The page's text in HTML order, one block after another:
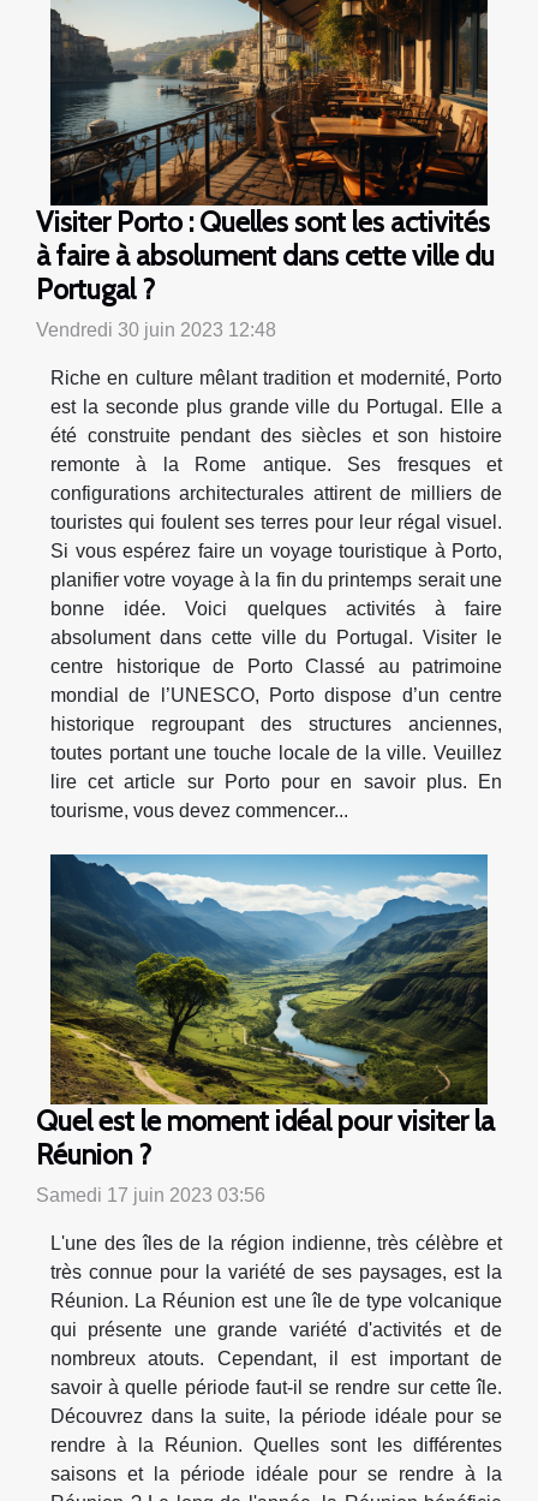
Visiter Porto : Quelles sont les activités
à faire à absolument dans cette ville du
Portugal ?
Vendredi 30 juin 2023 12:48
Riche en culture mêlant tradition et modernité, Porto
est la seconde plus grande ville du Portugal. Elle a
été construite pendant des siècles et son histoire
remonte à la Rome antique. Ses fresques et
configurations architecturales attirent de milliers de
touristes qui foulent ses terres pour leur régal visuel.
Si vous espérez faire un voyage touristique à Porto,
planifier votre voyage à la fin du printemps serait une
bonne idée. Voici quelques activités à faire
absolument dans cette ville du Portugal. Visiter le
centre historique de Porto Classé au patrimoine
mondial de l’UNESCO, Porto dispose d’un centre
historique regroupant des structures anciennes,
toutes portant une touche locale de la ville. Veuillez
lire cet article sur Porto pour en savoir plus. En
tourisme, vous devez commencer...
Quel est le moment idéal pour visiter la
Réunion ?
Samedi 17 juin 2023 03:56
L'une des îles de la région indienne, très célèbre et
très connue pour la variété de ses paysages, est la
Réunion. La Réunion est une île de type volcanique
qui présente une grande variété d'activités et de
nombreux atouts. Cependant, il est important de
savoir à quelle période faut-il se rendre sur cette île.
Découvrez dans la suite, la période idéale pour se
rendre à la Réunion. Quelles sont les différentes
saisons et la période idéale pour se rendre à la